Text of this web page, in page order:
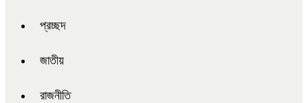
প্রচ্ছদ
জাতীয়
রাজনীতি